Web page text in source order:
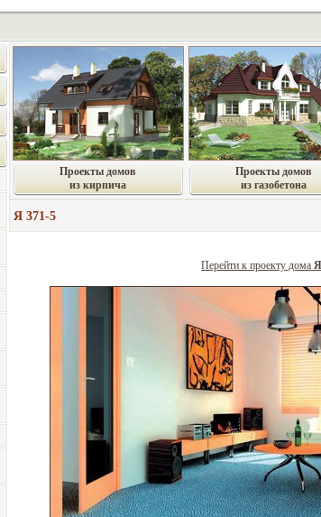
Проекты домов
из кирпича
Проекты домов
из газобетона
Я 371-5
Перейти к проекту дома